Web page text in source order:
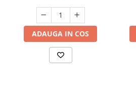
Suflante Frunze
Unelte Gradinarit
Ventilatoare & Sisteme Racire
Aparate de aer conditionat
ADAUGA IN COS